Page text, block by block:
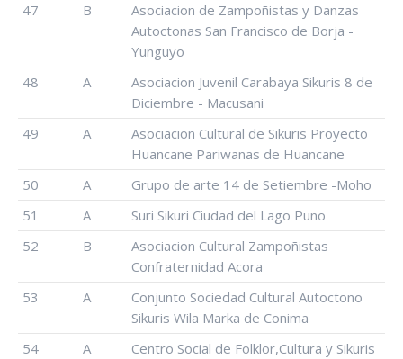
47
B
Asociacion de Zampoñistas y Danzas
Autoctonas San Francisco de Borja -
Yunguyo
48
A
Asociacion Juvenil Carabaya Sikuris 8 de
Diciembre - Macusani
49
A
Asociacion Cultural de Sikuris Proyecto
Huancane Pariwanas de Huancane
50
A
Grupo de arte 14 de Setiembre -Moho
51
A
Suri Sikuri Ciudad del Lago Puno
52
B
Asociacion Cultural Zampoñistas
Confraternidad Acora
53
A
Conjunto Sociedad Cultural Autoctono
Sikuris Wila Marka de Conima
54
A
Centro Social de Folklor,Cultura y Sikuris